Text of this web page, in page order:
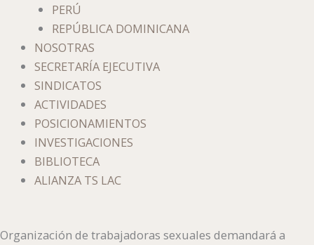
PERÚ
REPÚBLICA DOMINICANA
NOSOTRAS
SECRETARÍA EJECUTIVA
SINDICATOS
ACTIVIDADES
POSICIONAMIENTOS
INVESTIGACIONES
BIBLIOTECA
ALIANZA TS LAC
Organización de trabajadoras sexuales demandará a